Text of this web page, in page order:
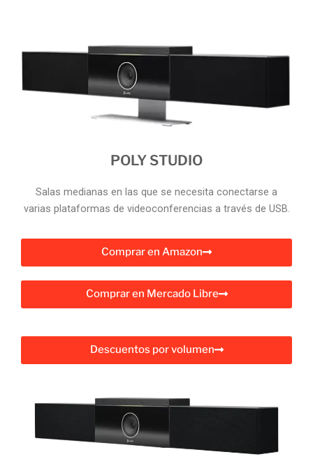
POLY STUDIO
Salas medianas en las que se necesita conectarse a
varias plataformas de videoconferencias a través de USB.
Comprar en Amazon
Comprar en Mercado Libre
Descuentos por volumen